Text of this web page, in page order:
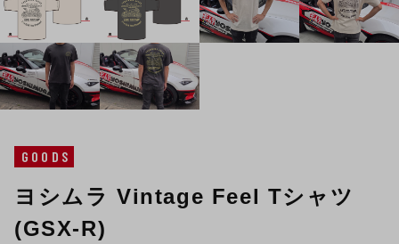
GOODS
ヨシムラ Vintage Feel Tシャツ
(GSX-R)